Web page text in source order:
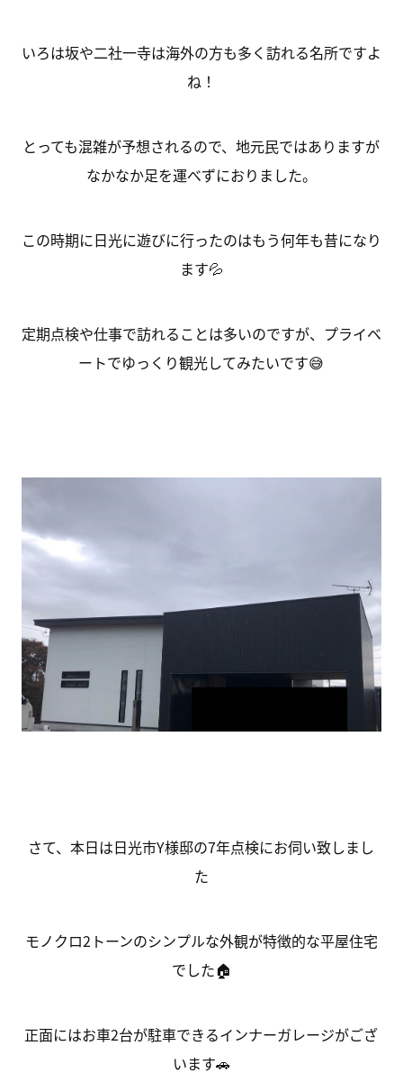
いろは坂や二社一寺は海外の方も多く訪れる名所ですよ
ね！
とっても混雑が予想されるので、地元民ではありますが
なかなか足を運べずにおりました。
この時期に日光に遊びに行ったのはもう何年も昔になり
ます💦
定期点検や仕事で訪れることは多いのですが、プライベ
ートでゆっくり観光してみたいです😅
さて、本日は日光市Y様邸の7年点検にお伺い致しまし
た
モノクロ2トーンのシンプルな外観が特徴的な平屋住宅
でした🏠
正面にはお車2台が駐車できるインナーガレージがござ
います🚗